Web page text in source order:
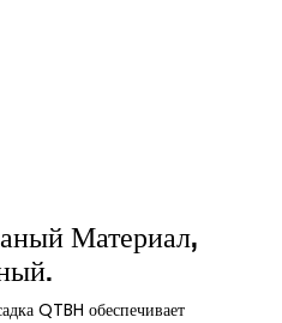
Материал,
QTBH обеспечивает